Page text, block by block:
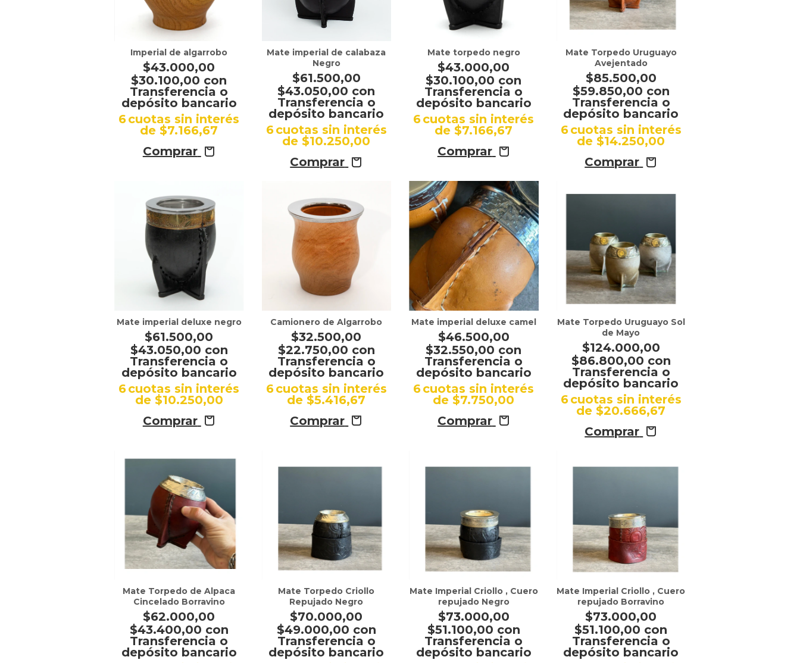
Imperial de algarrobo
$43.000,00
$30.100,00 con
Transferencia o
depósito bancario
6cuotas sin interés
de$7.166,67
Comprar
Mate imperial de calabaza
Negro
$61.500,00
$43.050,00 con
Transferencia o
depósito bancario
6cuotas sin interés
de$10.250,00
Comprar
Mate torpedo negro
$43.000,00
$30.100,00 con
Transferencia o
depósito bancario
6cuotas sin interés
de$7.166,67
Comprar
Mate Torpedo Uruguayo
Avejentado
$85.500,00
$59.850,00 con
Transferencia o
depósito bancario
6cuotas sin interés
de$14.250,00
Comprar
Mate imperial deluxe negro
$61.500,00
$43.050,00 con
Transferencia o
depósito bancario
6cuotas sin interés
de $10.250,00
Comprar
Camionero de Algarrobo
$32.500,00
$22.750,00 con
Transferencia o
depósito bancario
6cuotas sin interés
de$5.416,67
Comprar
Mate imperial deluxe camel
$46.500,00
$32.550,00 con
Transferencia o
depósito bancario
6cuotas sin interés
de$7.750,00
Comprar
Mate Torpedo Uruguayo Sol
de Mayo
$124.000,00
$86.800,00 con
Transferencia o
depósito bancario
6cuotas sin interés
de$20.666,67
Comprar
Mate Torpedo de Alpaca
Cincelado Borravino
$62.000,00
$43.400,00 con
Transferencia o
depósito bancario
Mate Torpedo Criollo
Repujado Negro
$70.000,00
$49.000,00 con
Transferencia o
depósito bancario
Mate Imperial Criollo , Cuero
repujado Negro
$73.000,00
$51.100,00 con
Transferencia o
depósito bancario
Mate Imperial Criollo , Cuero
repujado Borravino
$73.000,00
$51.100,00 con
Transferencia o
depósito bancario